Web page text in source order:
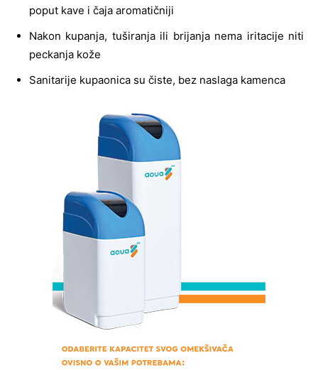
poput kave i čaja aromatičniji
Nakon kupanja, tuširanja ili brijanja nema iritacije niti
peckanja kože
Sanitarije kupaonica su čiste, bez naslaga kamenca